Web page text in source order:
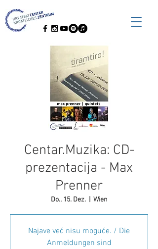
Centar.Muzika: CD-
prezentacija - Max
Prenner
Do., 15. Dez.
  |
Wien
Najave već nisu moguće. / Die
Anmeldungen sind